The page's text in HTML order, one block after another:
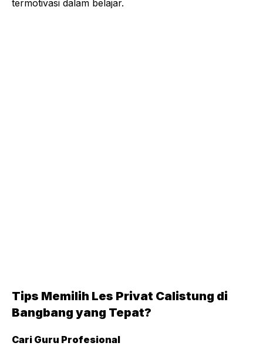
termotivasi dalam belajar.
Tips Memilih Les Privat Calistung di
Bangbang yang Tepat?
Cari Guru Profesional